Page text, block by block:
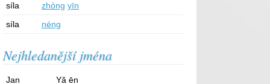
síla
zhòng yīn
síla
néng
Nejhledanější jména
Jan
Yǎ ēn